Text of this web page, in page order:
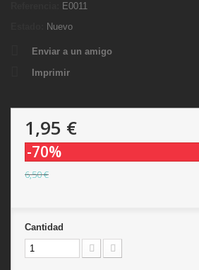
E0011
Nuevo
Enviar a un amigo
Imprimir
1,95 €
-70%
6,50 €
Cantidad